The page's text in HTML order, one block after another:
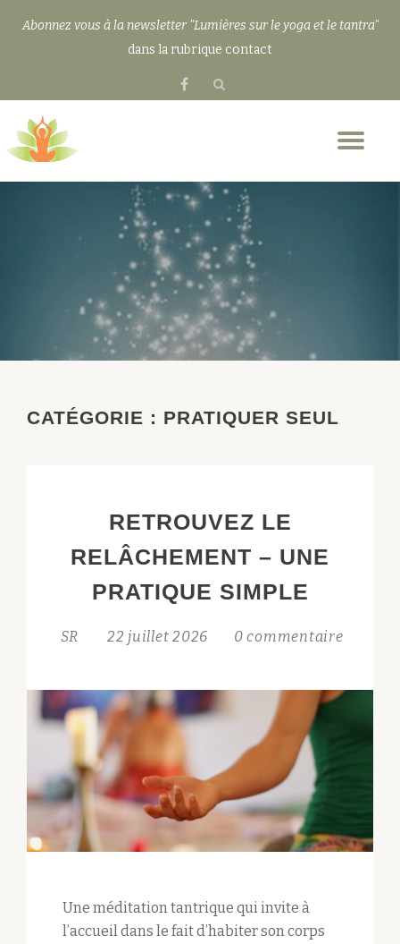
Abonnez vous à la newsletter "Lumières sur le yoga et le tantra"
dans la rubrique contact
fa-
CATÉGORIE : PRATIQUER SEUL
RETROUVEZ LE
RELÂCHEMENT – UNE
PRATIQUE SIMPLE
SR 22 juillet 2026 0 commentaire
Une méditation tantrique qui invite à
l’accueil dans le fait d’habiter son corps